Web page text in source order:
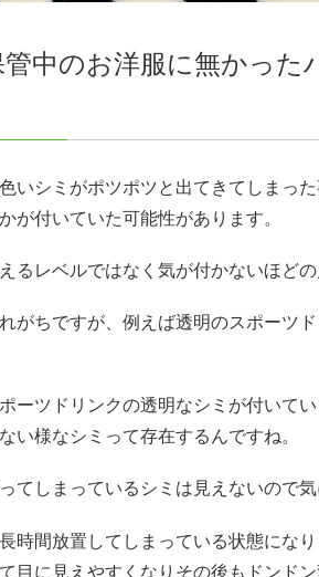
中のお洋服に無かっ
いシミがポツポツと出てきてしまっ
が付いていた可能性があります。
るレベルではなく気が付かないほど
がちですが、例えば透明のスポーツ
ーツドリンクの透明なシミが付いてい
い様なシミって存在するんですね。
てしまっているシミは見えないので
時間放置してしまっている状態にな
目に見えやすくなりその後もドンド